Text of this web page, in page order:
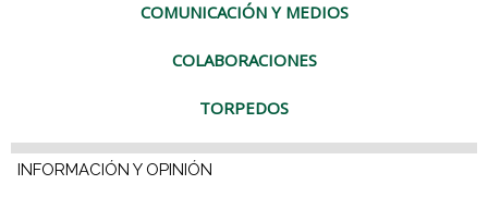
COMUNICACIÓN Y MEDIOS
COLABORACIONES
TORPEDOS
INFORMACIÓN Y OPINIÓN